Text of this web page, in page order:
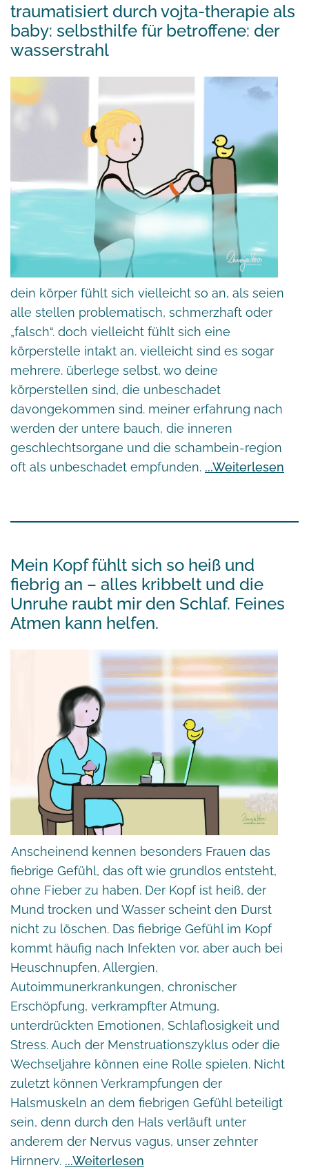
traumatisiert durch vojta-therapie als
baby: selbsthilfe für betroffene: der
wasserstrahl
dein körper fühlt sich vielleicht so an, als seien
alle stellen problematisch, schmerzhaft oder
„falsch“. doch vielleicht fühlt sich eine
körperstelle intakt an. vielleicht sind es sogar
mehrere. überlege selbst, wo deine
körperstellen sind, die unbeschadet
davongekommen sind. meiner erfahrung nach
werden der untere bauch, die inneren
geschlechtsorgane und die schambein-region
oft als unbeschadet empfunden.
Weiterlesen
Mein Kopf fühlt sich so heiß und
fiebrig an – alles kribbelt und die
Unruhe raubt mir den Schlaf. Feines
Atmen kann helfen.
Anscheinend kennen besonders Frauen das
fiebrige Gefühl, das oft wie grundlos entsteht,
ohne Fieber zu haben. Der Kopf ist heiß, der
Mund trocken und Wasser scheint den Durst
nicht zu löschen. Das fiebrige Gefühl im Kopf
kommt häufig nach Infekten vor, aber auch bei
Heuschnupfen, Allergien,
Autoimmunerkrankungen, chronischer
Erschöpfung, verkrampfter Atmung,
unterdrückten Emotionen, Schlaflosigkeit und
Stress. Auch der Menstruationszyklus oder die
Wechseljahre können eine Rolle spielen. Nicht
zuletzt können Verkrampfungen der
Halsmuskeln an dem fiebrigen Gefühl beteiligt
sein, denn durch den Hals verläuft unter
anderem der Nervus vagus, unser zehnter
Hirnnerv.
Weiterlesen